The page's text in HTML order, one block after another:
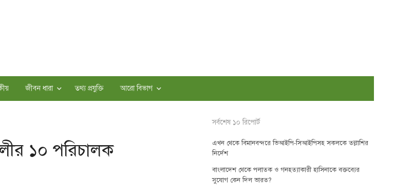
জীবন ধারা তথ্য প্রযুক্তি আরো বিভাগ
১০ পরিচালক
সর্বশেষ ১০ রিপোর্ট
এখন থেকে বিমানবন্দরে ভিআইপি-সিআইপিসহ সকলকে তল্লাশির
নির্দেশ
বাংলাদেশ থেকে পলাতক ও গনহত্যাকারী হাসিনাকে বক্তব্যের
সুযোগ কেন দিল ভারত?